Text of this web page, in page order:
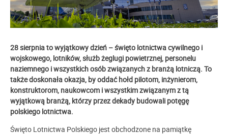
28 sierpnia to wyjątkowy dzień – święto lotnictwa cywilnego i
wojskowego, lotników, służb żeglugi powietrznej, personelu
naziemnego i wszystkich osób związanych z branżą lotniczą. To
także doskonała okazja, by oddać hołd pilotom, inżynierom,
konstruktorom, naukowcom i wszystkim związanym z tą
wyjątkową branżą, którzy przez dekady budowali potęgę
polskiego lotnictwa.
Święto Lotnictwa Polskiego jest obchodzone na pamiątkę